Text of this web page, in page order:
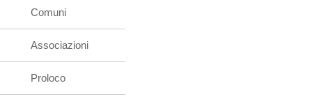
Comuni
Associazioni
Proloco